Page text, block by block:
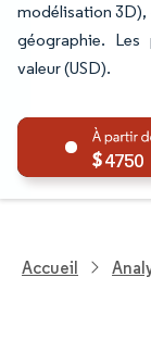
modélisation
géographie. Les
valeur (USD).
4750
Accueil